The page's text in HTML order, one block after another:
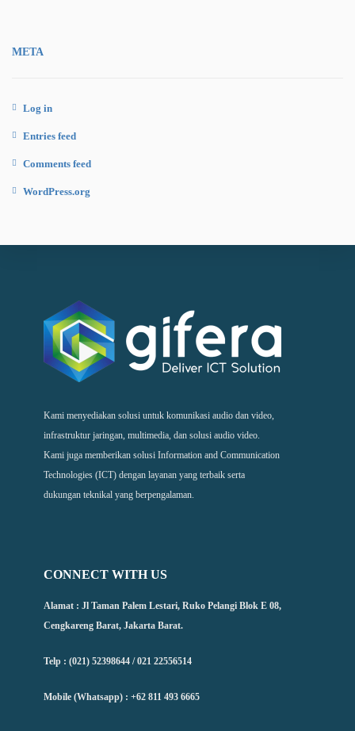
META
Log in
Entries feed
Comments feed
WordPress.org
Kami menyediakan solusi untuk komunikasi audio dan video,
infrastruktur jaringan, multimedia, dan solusi audio video.
Kami juga memberikan solusi Information and Communication
Technologies (ICT) dengan layanan yang terbaik serta
dukungan teknikal yang berpengalaman.
CONNECT WITH US
Alamat : Jl Taman Palem Lestari, Ruko Pelangi Blok E 08,
Cengkareng Barat, Jakarta Barat.
Telp : (021) 52398644 / 021 22556514
Mobile (Whatsapp) : +62 811 493 6665